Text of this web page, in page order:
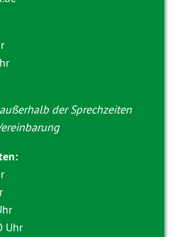
der Sprechzeiten
Uhr